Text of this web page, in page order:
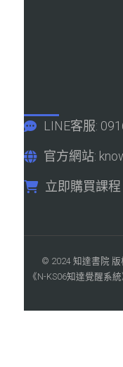
LINE客服:
官方網站:
立即購買課程
© 2024 知達書院
《N-KS06知達覺醒系